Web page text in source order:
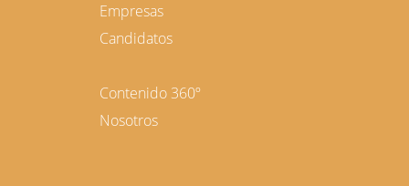
Empresas
Candidatos
Contenido 360º
Nosotros